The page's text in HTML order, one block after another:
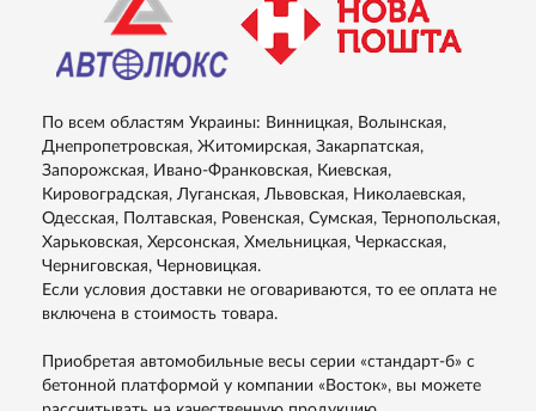
По всем областям Украины: Винницкая, Волынская,
Днепропетровская, Житомирская, Закарпатская,
Запорожская, Ивано-Франковская, Киевская,
Кировоградская, Луганская, Львовская, Николаевская,
Одесская, Полтавская, Ровенская, Сумская, Тернопольская,
Харьковская, Херсонская, Хмельницкая, Черкасская,
Черниговская, Черновицкая.
Если условия доставки не оговариваются, то ее оплата не
включена в стоимость товара.
Приобретая автомобильные весы серии «стандарт-б» с
бетонной платформой у компании «Восток», вы можете